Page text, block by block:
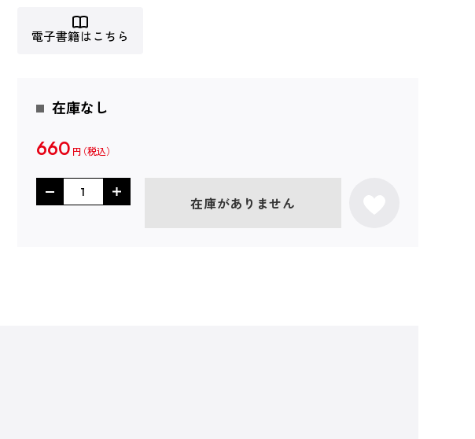
電子書籍はこちら
在庫なし
660 円
在庫がありません